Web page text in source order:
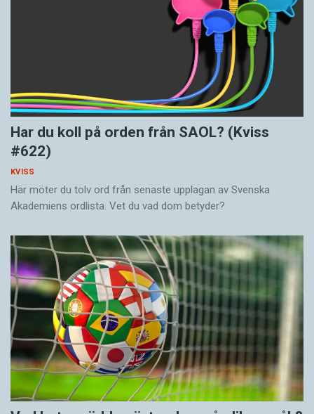
Har du koll på orden från SAOL? (Kviss
#622)
KVISS
Här möter du tolv ord från senaste upplagan av Svenska
Akademiens ordlista. Vet du vad dom betyder?